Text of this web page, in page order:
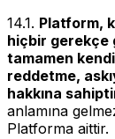
14.1. Platform,
hiçbir gerekçe
tamamen
reddetme,
hakkına
anlamına
Platforma aittir.